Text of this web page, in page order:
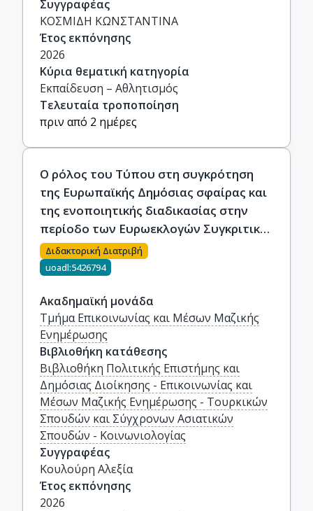
Συγγραφέας
ΚΟΣΜΙΔΗ ΚΩΝΣΤΑΝΤΙΝΑ
Έτος εκπόνησης
2026
Κύρια θεματική κατηγορία
Εκπαίδευση – Αθλητισμός
Τελευταία τροποποίηση
πριν από 2 ημέρες
Ο ρόλος του Τύπου στη συγκρότηση
της Eυρωπαϊκής Δημόσιας σφαίρας και
της ενοποιητικής διαδικασίας στην
περίοδο των Eυρωεκλογών Συγκριτική
μελέτη πρωτοσέλιδων οκτώ κρατών-
μελών στη δεκαετία 2009 – 2019
Διδακτορική Διατριβή
uoadl:5426794
Ακαδημαϊκή μονάδα
Τμήμα Επικοινωνίας και Μέσων Μαζικής
Ενημέρωσης
Βιβλιοθήκη κατάθεσης
Βιβλιοθήκη Πολιτικής Επιστήμης και
Δημόσιας Διοίκησης - Επικοινωνίας και
Μέσων Μαζικής Ενημέρωσης - Τουρκικών
Σπουδών και Σύγχρονων Ασιατικών
Σπουδών - Κοινωνιολογίας
Συγγραφέας
Κουλούρη Αλεξία
Έτος εκπόνησης
2026